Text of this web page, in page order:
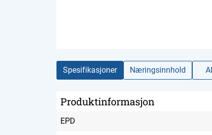
Spesifikasjoner Næringsinnhold
Produktinformasjon
EPD